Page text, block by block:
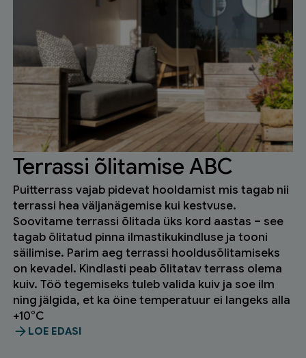
Terrassi õlitamise ABC
Puitterrass vajab pidevat hooldamist mis tagab nii
terrassi hea väljanägemise kui kestvuse.
Soovitame terrassi õlitada üks kord aastas – see
tagab õlitatud pinna ilmastikukindluse ja tooni
säilimise. Parim aeg terrassi hooldusõlitamiseks
on kevadel. Kindlasti peab õlitatav terrass olema
kuiv. Töö tegemiseks tuleb valida kuiv ja soe ilm
ning jälgida, et ka öine temperatuur ei langeks alla
+10°C
LOE EDASI